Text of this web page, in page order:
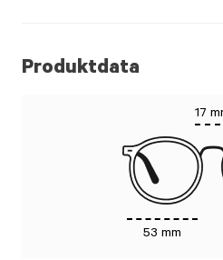
Produktdata
17
53 mm